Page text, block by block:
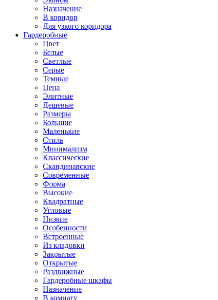
Назначение
В коридор
Для узкого коридора
Гардеробные
Цвет
Белые
Светлые
Серые
Темные
Цена
Элитные
Дешевые
Размеры
Большие
Маленькие
Стиль
Минимализм
Классические
Скандинавские
Современные
Форма
Высокие
Квадратные
Угловые
Низкие
Особенности
Встроенные
Из кладовки
Закрытые
Открытые
Раздвижные
Гардеробные шкафы
Назначение
В комнату